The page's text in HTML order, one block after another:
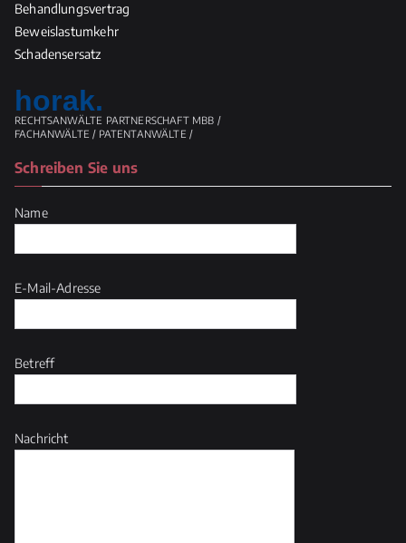
Behandlungsvertrag
Beweislastumkehr
Schadensersatz
horak.
RECHTSANWÄLTE PARTNERSCHAFT MBB /
FACHANWÄLTE / PATENTANWÄLTE /
Schreiben Sie uns
Name
E-Mail-Adresse
Betreff
Nachricht